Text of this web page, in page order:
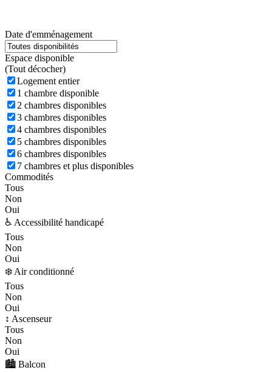
Date d'emménagement
Espace disponible
(Tout décocher)
Logement entier
1 chambre disponible
2 chambres disponibles
3 chambres disponibles
4 chambres disponibles
5 chambres disponibles
6 chambres disponibles
7 chambres et plus disponibles
Commodités
Tous
Non
Oui
♿ Accessibilité handicapé
Tous
Non
Oui
❄️ Air conditionné
Tous
Non
Oui
↕️ Ascenseur
Tous
Non
Oui
🏙️ Balcon